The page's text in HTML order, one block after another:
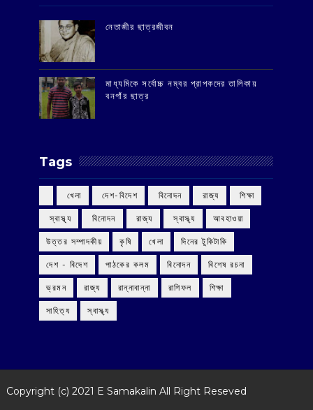
‌নেতাজীর ছাত্রজীবন
মাধ্যমিকে সর্বোচ্চ নম্বর প্রাপকদের তালিকায়
বনগাঁর ছাত্র
Tags
‌ খেলা ‌ দেশ-বিদেশ ‌ বিনোদন ‌ রাজ্য ‌ শিক্ষা
‌ স্বাস্থ্য ‌ বিনোদন ‌ রাজ্য ‌ স্বাস্থ্য আবহাওয়া
উত্তর সম্পাদকীয় কৃষি খেলা দিনের টুকিটাকি
দেশ - বিদেশ পাঠকের কলম বিনোদন বিশেষ রচনা
ভ্রমন রাজ্য রান্নাবান্না রাশিফল শিক্ষা
সাহিত্য স্বাস্থ্য
Copyright (c) 2021 E Samakalin All Right Reseved